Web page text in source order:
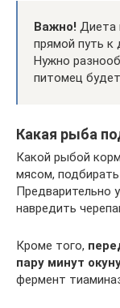
Важно! Диета
прямой путь к
Нужно
питомец
Какая рыба
Какой рыбой
мясом,
Предварительно
навредить
Кроме того,
пару минут
фермент